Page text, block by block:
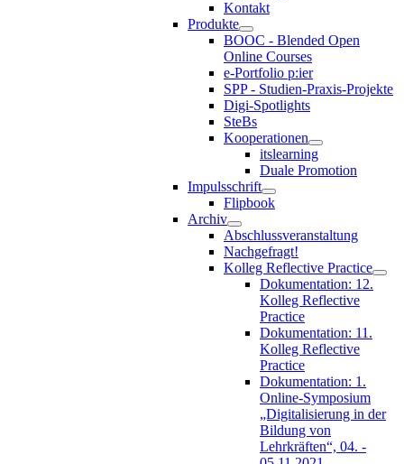
Kontakt
Produkte
BOOC - Blended Open
Online Courses
e-Portfolio p:ier
SPP - Studien-Praxis-Projekte
Digi-Spotlights
SteBs
Kooperationen
itslearning
Duale Promotion
Impulsschrift
Flipbook
Archiv
Abschlussveranstaltung
Nachgefragt!
Kolleg Reflective Practice
Dokumentation: 12.
Kolleg Reflective
Practice
Dokumentation: 11.
Kolleg Reflective
Practice
Dokumentation: 1.
Online-Symposium
„Digitalisierung in der
Bildung von
Lehrkräften“, 04. -